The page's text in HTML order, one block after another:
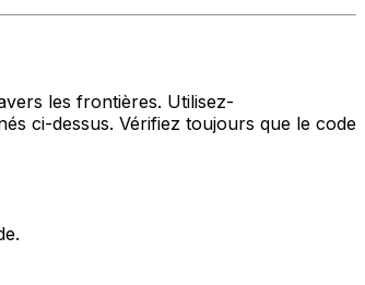
les frontières. Utilisez-
ci-dessus. Vérifiez toujours que le code